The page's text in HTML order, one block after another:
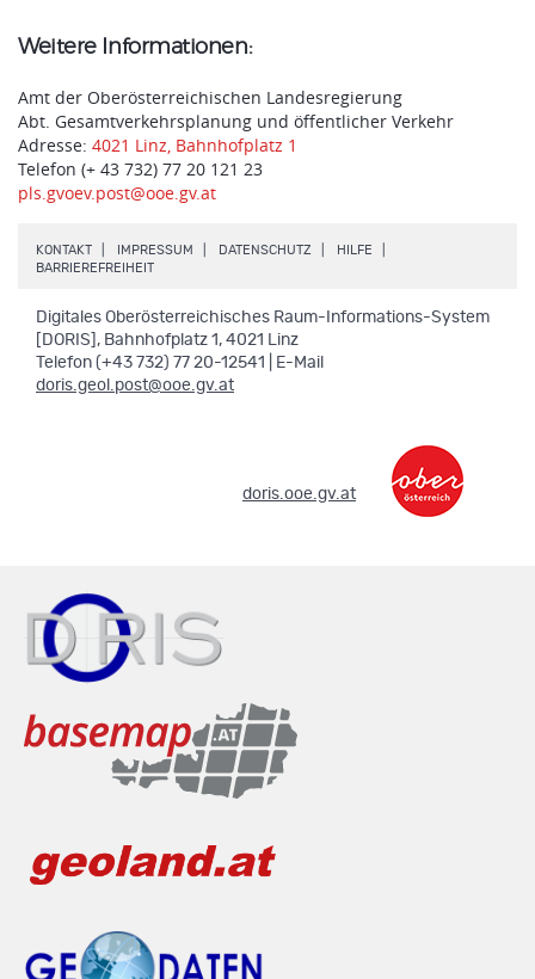
Weitere Informationen:
Amt der Oberösterreichischen Landesregierung
Abt. Gesamtverkehrsplanung und öffentlicher Verkehr
Adresse: 4021 Linz, Bahnhofplatz 1
Telefon (+ 43 732) 77 20 121 23
pls.gvoev.post@ooe.gv.at
KONTAKT IMPRESSUM DATENSCHUTZ HILFE
BARRIEREFREIHEIT.
Digitales Oberösterreichisches Raum-Informations-System
[DORIS], Bahnhofplatz 1, 4021 Linz
Telefon (+43 732) 77 20-12541 | E-Mail
doris.geol.post@ooe.gv.at
doris.ooe.gv.at.